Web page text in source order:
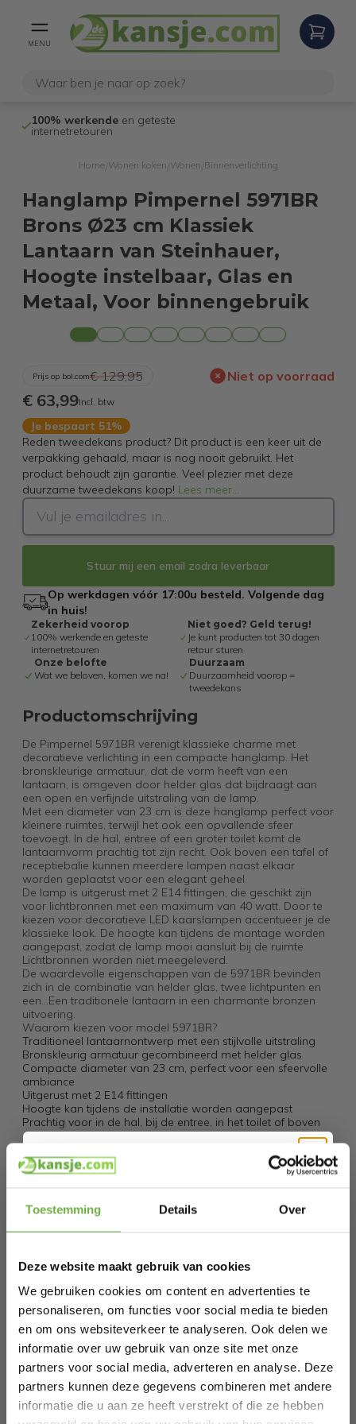
Toestemming Details Over
Deze website maakt gebruik van cookies
We gebruiken cookies om content en advertenties te
personaliseren, om functies voor social media te bieden
en om ons websiteverkeer te analyseren. Ook delen we
informatie over uw gebruik van onze site met onze
partners voor social media, adverteren en analyse. Deze
partners kunnen deze gegevens combineren met andere
informatie die u aan ze heeft verstrekt of die ze hebben
MENU
100% werkende en geteste
internetretouren
Home/ Wonen koken Wonen Binnenverlichting
Hanglamp Pimpernel 5971BR
Brons Ø23 cm Klassiek
Lantaarn van Steinhauer,
Hoogte instelbaar, Glas en
Metaal, Voor binnengebruik
Prijs op bol.com€ 129,95 Niet op voorraad
€ 63,99Incl. btw
Je bespaart 51%
Reden tweedekans product? Dit product is een keer uit de
verpakking gehaald, maar is nog nooit gebruikt. Het
product behoudt zijn garantie. Veel plezier met deze
duurzame tweedekans koop! Lees meer...
Stuur mij een email zodra leverbaar
Op werkdagen vóór 17:00u besteld. Volgende dag
in huis!
Zekerheid voorop
100% werkende en geteste
internetretouren
Niet goed? Geld terug!
Je kunt producten tot 30 dagen
retour sturen
Onze belofte
Wat we beloven, komen we na!
Duurzaam
Duurzaamheid voorop =
tweedekans
Productomschrijving
De Pimpernel 5971BR verenigt klassieke charme met
decoratieve verlichting in een compacte hanglamp. Het
bronskleurige armatuur, dat de vorm heeft van een
lantaarn, is omgeven door helder glas dat bijdraagt aan
een open en verfijnde uitstraling van de lamp.
Met een diameter van 23 cm is deze hanglamp perfect voor
kleinere ruimtes, terwijl het ook een opvallende sfeer
toevoegt. In de hal, entree of een groter toilet komt de
lantaarnvorm prachtig tot zijn recht. Ook boven een tafel of
receptiebalie kunnen meerdere lampen naast elkaar
worden geplaatst voor een elegant geheel.
De lamp is uitgerust met 2 E14 fittingen, die geschikt zijn
voor lichtbronnen met een maximum van 40 watt. Door te
kiezen voor decoratieve LED kaarslampen accentueer je de
klassieke look. De hoogte kan tijdens de montage worden
aangepast, zodat de lamp mooi aansluit bij de ruimte.
Lichtbronnen worden niet meegeleverd.
De waardevolle eigenschappen van de 5971BR bevinden
zich in de combinatie van helder glas, twee lichtpunten en
een...Een traditionele lantaarn in een charmante bronzen
uitvoering.
Waarom kiezen voor model 5971BR?
Traditioneel lantaarnontwerp met een stijlvolle uitstraling
Bronskleurig armatuur gecombineerd met helder glas
Compacte diameter van 23 cm, perfect voor een sfeervolle
ambiance
Uitgerust met 2 E14 fittingen
Hoogte kan tijdens de installatie worden aangepast
Prachtig voor in de hal, bij de entree, in het toilet of boven
een tafel
Specificaties
Artikelnummer
EAN
SKU
27537789
Gerelateerde producten
Anthea 4328BR – Klassieke wandlamp
met bronskleurig armatuur en
marmerlook glazen kap van 17 cm, E27
€ 99,95
Schrijf je in en ontvang
Bij 2dekansje.com profiteer je van
kortingen tot wel 70%.
Laat ons weten wanneer je jarig bent